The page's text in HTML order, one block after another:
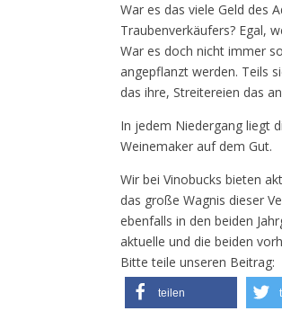
War es das viele Geld des
Traubenverkäufers? Egal,
War es doch nicht immer
angepflanzt werden. Teils
das ihre, Streitereien das
In jedem Niedergang liegt
Weinemaker auf dem Gut.
Wir bei Vinobucks bieten
das große Wagnis dieser
ebenfalls in den beiden
aktuelle und die beiden
Bitte teile unseren Beitrag:
teilen